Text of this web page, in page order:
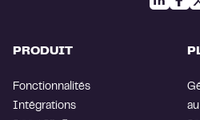
PRODUIT
Fonctionnalités
Intégrations